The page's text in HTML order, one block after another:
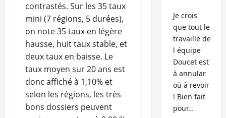
contrastés. Sur les 35 taux
mini (7 régions, 5 durées),
on note 35 taux en légère
hausse, huit taux stable, et
deux taux en baisse. Le
taux moyen sur 20 ans est
donc affiché à 1,10% et
selon les régions, les très
bons dossiers peuvent
Je crois
que tout le
travaille de
l équipe
Doucet est
à annular
où à revoir
! Bien fait
pour…